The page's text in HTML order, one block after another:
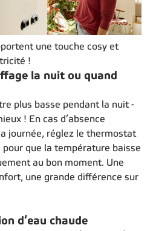
une touche cosy et
!
la nuit ou quand
plus basse pendant la nuit -
! En cas d’absence
journée, réglez le thermostat
pour que la température baisse
au bon moment. Une
une grande différence sur
d’eau chaude